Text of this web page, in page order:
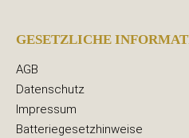
GESETZLICHE
AGB
Datenschutz
Impressum
Batteriegesetzhinweise